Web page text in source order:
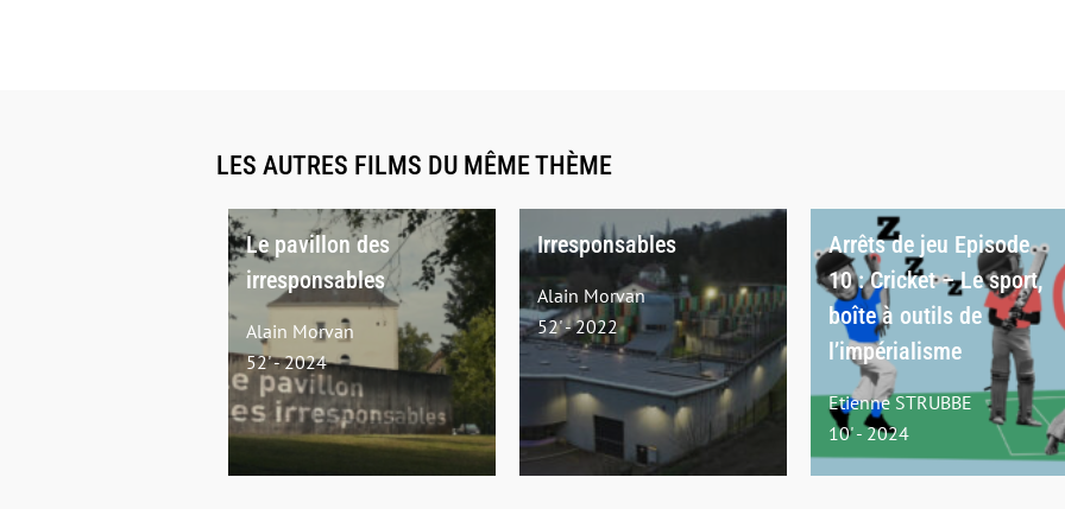
LES AUTRES FILMS DU MÊME THÈME
Le pavillon des
irresponsables
Alain Morvan
52' - 2024
Irresponsables
Alain Morvan
52' - 2022
Arrêts de jeu Episode
10 : Cricket – Le sport,
boîte à outils de
l’impérialisme
Etienne STRUBBE
10' - 2024